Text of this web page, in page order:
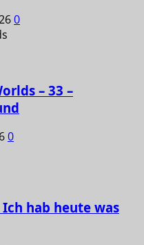
0
– 33 –
0
Ich hab heute was